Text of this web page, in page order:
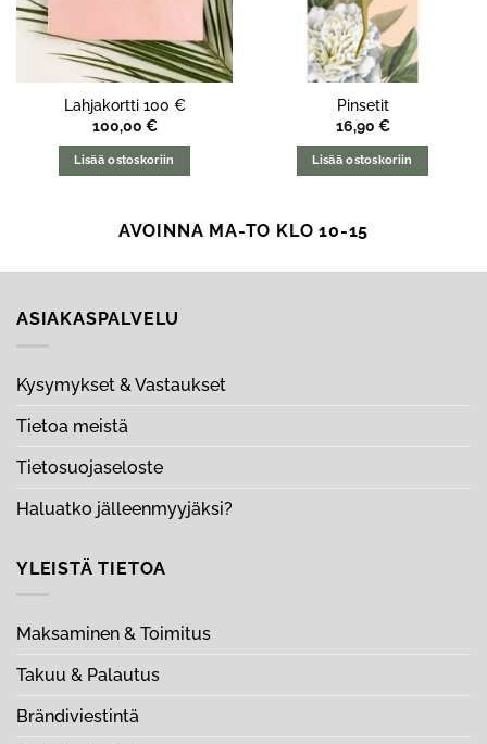
Lahjakortti 100 €
100,00 €
Lisää ostoskoriin
Pinsetit
16,90 €
Lisää ostoskoriin
AVOINNA MA-TO KLO 10-15
ASIAKASPALVELU
Kysymykset & Vastaukset
Tietoa meistä
Tietosuojaseloste
Haluatko jälleenmyyjäksi?
YLEISTÄ TIETOA
Maksaminen & Toimitus
Takuu & Palautus
Brändiviestintä